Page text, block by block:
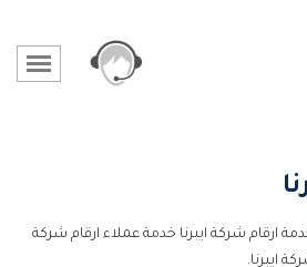
ارقام شركة ايبرنا خدمة عملاء ارقام شركة
ايبرنا.